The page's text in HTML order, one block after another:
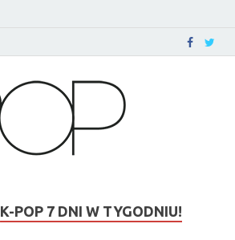
K-POP 7 DNI W TYGODNIU!